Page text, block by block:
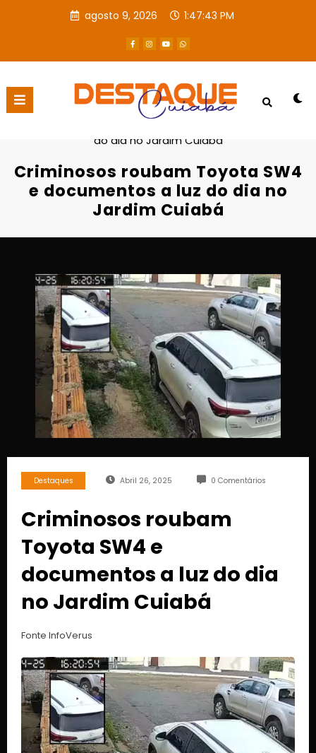
agosto 9, 2026 1:47:44 PM
Página inicial
Destaques
do dia no Jardim Cuiabá
Criminosos roubam Toyota SW4
e documentos a luz do dia no
Jardim Cuiabá
Destaques Abril 26, 2025 0 Comentários
Criminosos roubam
Toyota SW4 e
documentos a luz do dia
no Jardim Cuiabá
Fonte InfoVerus